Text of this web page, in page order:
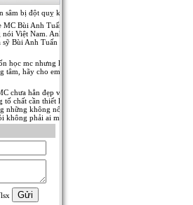
sâm bị đột quỵ không
MC Bùi Anh Tuấn dẫn Kênh
Việt Nam. Anh MC Bùi
Bùi Anh Tuấn - The Voice
học mc nhưng không biết
tâm, hãy cho em lời khuyên
chưa hẳn đẹp và nổi tiếng là
chất cần thiết khác. nếu
những không nổi tiếng mà
không phải ai muốn làm MC
thông tin về MC Thái Dương
ấy dẫn rất nhiều thể loại
trí đều rất thu hút. Mong
vẻ, 10 phân vẹn...9.5 :).
trong vị trí của mình! Chúc
gắng hơn nữa trong nghề MC